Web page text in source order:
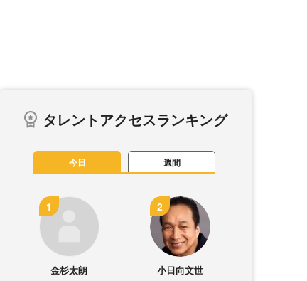
タレントアクセスランキング
今日 週間
金杉太朗 小日向文世